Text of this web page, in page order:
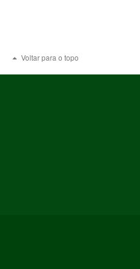
Voltar para o topo